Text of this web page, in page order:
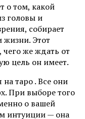
о том, какой
головы и
собирает
Этот
же ждать от
цель он имеет.
таро . Все они
При выборе того
о вашей
интуиции — она